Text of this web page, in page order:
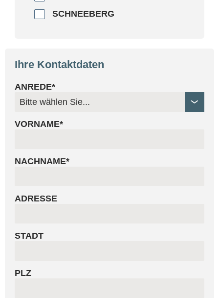
SCHNEEBERG
Ihre Kontaktdaten
ANREDE*
VORNAME*
NACHNAME*
ADRESSE
STADT
PLZ